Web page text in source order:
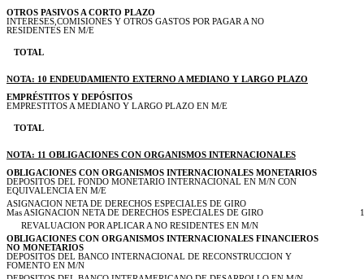
OTROS PASIVOS A CORTO PLAZO
INTERESES,COMISIONES Y OTROS GASTOS POR PAGAR A NO
RESIDENTES EN M/E
TOTAL
NOTA: 10 ENDEUDAMIENTO EXTERNO A MEDIANO Y LARGO PLAZO
EMPRÉSTITOS Y DEPÓSITOS
EMPRESTITOS A MEDIANO Y LARGO PLAZO EN M/E
TOTAL
NOTA: 11 OBLIGACIONES CON ORGANISMOS INTERNACIONALES
OBLIGACIONES CON ORGANISMOS INTERNACIONALES MONETARIOS
DEPOSITOS DEL FONDO MONETARIO INTERNACIONAL EN M/N CON
EQUIVALENCIA EN M/E
ASIGNACION NETA DE DERECHOS ESPECIALES DE GIRO
Mas ASIGNACION NETA DE DERECHOS ESPECIALES DE GIRO
REVALUACION POR APLICAR A NO RESIDENTES EN M/N
OBLIGACIONES CON ORGANISMOS INTERNACIONALES FINANCIEROS
NO MONETARIOS
DEPOSITOS DEL BANCO INTERNACIONAL DE RECONSTRUCCION Y
FOMENTO EN M/N